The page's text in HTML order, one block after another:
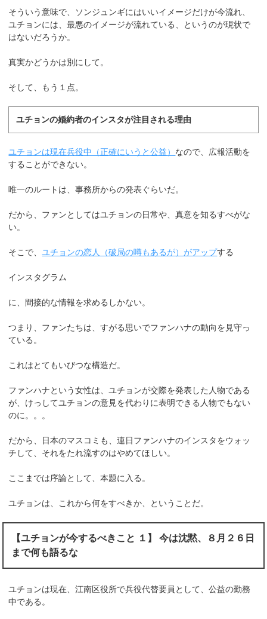
そういう意味で、ソンジュンギにはいいイメージだけが今流れ、
ユチョンには、最悪のイメージが流れている、というのが現状で
はないだろうか。
真実かどうかは別にして。
そして、もう１点。
ユチョンの婚約者のインスタが注目される理由
ユチョンは現在兵役中（正確にいうと公益） なので、広報活動を
することができない。
唯一のルートは、事務所からの発表ぐらいだ。
だから、ファンとしてはユチョンの日常や、真意を知るすべがな
い。
そこで、 ユチョンの恋人（破局の噂もあるが）がアップする
インスタグラム
に、間接的な情報を求めるしかない。
つまり、ファンたちは、すがる思いでファンハナの動向を見守っ
ている。
これはとてもいびつな構造だ。
ファンハナという女性は、ユチョンが交際を発表した人物である
が、けっしてユチョンの意見を代わりに表明できる人物でもない
のに。。。
だから、日本のマスコミも、連日ファンハナのインスタをウォッ
チして、それをたれ流すのはやめてほしい。
ここまでは序論として、本題に入る。
ユチョンは、これから何をすべきか、ということだ。
【ユチョンが今するべきこと １】 今は沈黙、８月２６日
まで何も語るな
ユチョンは現在、江南区役所で兵役代替要員として、公益の勤務
中である。